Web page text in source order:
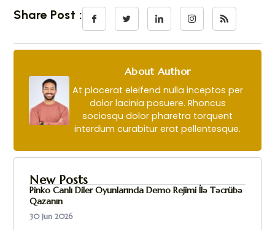
Share Post :
About Author
At placerat eleifend nulla inceptos per
dolor lacinia posuere. Rhoncus
sociosqu dolor pharetra torquent
interdum curabitur erat pellentesque.
New Posts
Pinko Canlı Diler Oyunlarında Demo Rejimi İlə Təcrübə
Qazanın
30 Jun 2026